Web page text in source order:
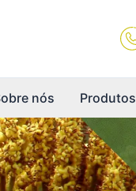
nós Produtos